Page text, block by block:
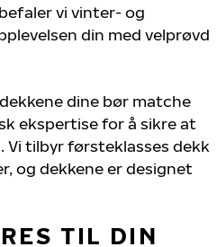
vi vinter- og
din med velprøvd
dine bør matche
ekspertise for å sikre at
tilbyr førsteklasses dekk
og dekkene er designet
TIL DIN